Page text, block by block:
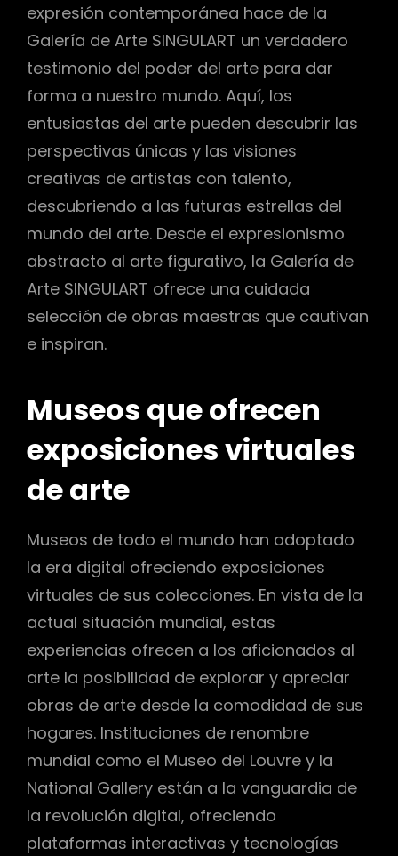
expresión contemporánea hace de la
Galería de Arte SINGULART un verdadero
testimonio del poder del arte para dar
forma a nuestro mundo. Aquí, los
entusiastas del arte pueden descubrir las
perspectivas únicas y las visiones
creativas de artistas con talento,
descubriendo a las futuras estrellas del
mundo del arte. Desde el expresionismo
abstracto al arte figurativo, la Galería de
Arte SINGULART ofrece una cuidada
selección de obras maestras que cautivan
e inspiran.
Museos que ofrecen
exposiciones virtuales
de arte
Museos de todo el mundo han adoptado
la era digital ofreciendo exposiciones
virtuales de sus colecciones. En vista de la
actual situación mundial, estas
experiencias ofrecen a los aficionados al
arte la posibilidad de explorar y apreciar
obras de arte desde la comodidad de sus
hogares. Instituciones de renombre
mundial como el Museo del Louvre y la
National Gallery están a la vanguardia de
la revolución digital, ofreciendo
plataformas interactivas y tecnologías